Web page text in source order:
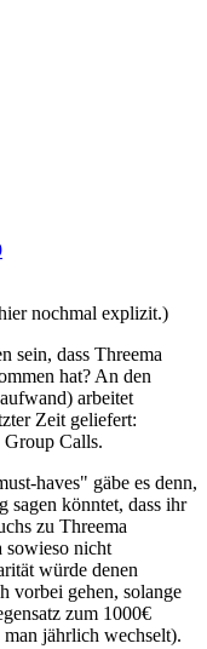
nochmal explizit.)
sein, dass Threema
hat? An den
arbeitet
Zeit geliefert:
Calls.
haves" gäbe es denn,
sagen könntet, dass ihr
zu Threema
sowieso nicht
würde denen
vorbei gehen, solange
zum 1000€
jährlich wechselt).